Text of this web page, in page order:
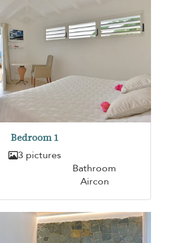
Bedroom 1
3 pictures
Bathroom
Aircon